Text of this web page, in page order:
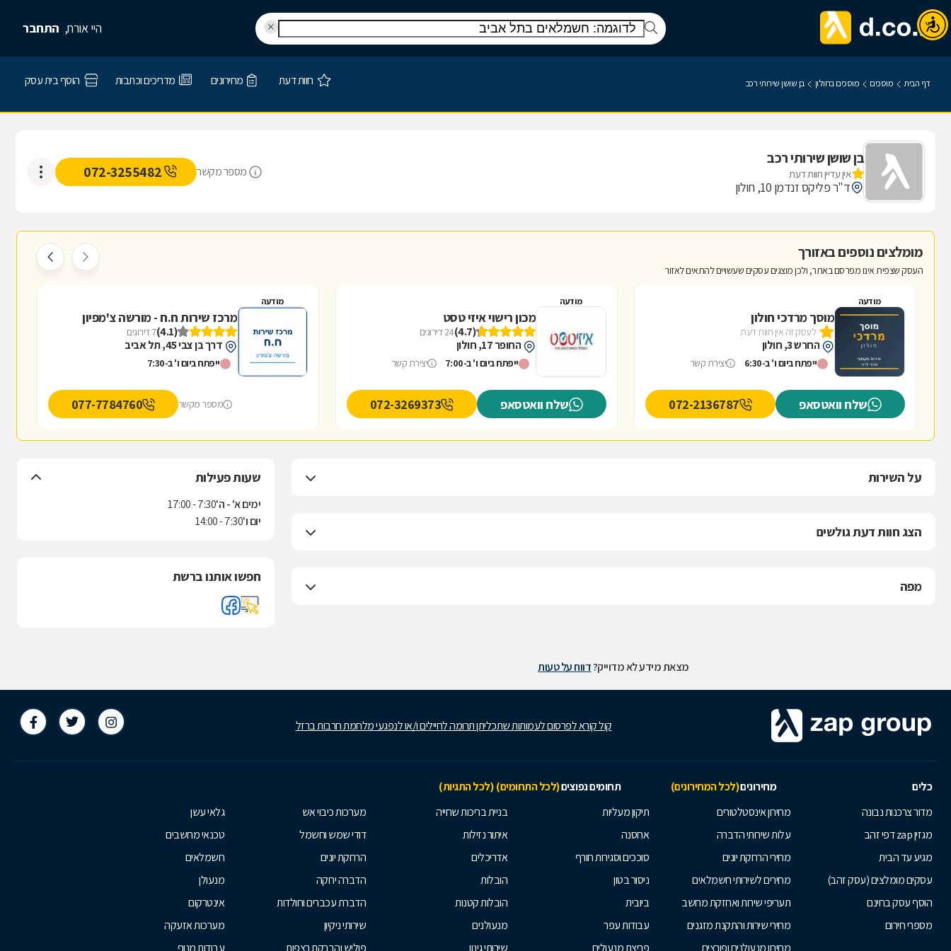
היי אורח, התחבר
דף הבית מוסכים מוסכים בחולון בן שושן שירותי רכב חוות דעת מחירונים מדריכים וכתבות הוסף בית עסק
בן שושן שירותי רכב
אין עדיין חוות דעת
ד"ר פליקס זנדמן 10, חולון
מספר מקשר 072-3255482
מומלצים נוספים באזורך
העסק שצפית אינו מפרסם באתר, ולכן מוצגים עסקים שעשויים להתאים לאזור
מודעה
מוסך מרדכי חולון
לעסק זה אין חוות דעת
החרש 3, חולון
ייפתח ביום ו' ב-6:30 יצירת קשר
שלח וואטסאפ 072-2136787
מודעה
מכון רישוי איזי טסט
(4.7) 24 דירוגים
החופר 17, חולון
ייפתח ביום ו' ב-7:00 יצירת קשר
שלח וואטסאפ 072-3269373
מודעה
מרכז שירות ח.ח - מורשה צ'מפיון
(4.1) 7 דירוגים
דרך בן צבי 45, תל אביב
ייפתח ביום ו' ב-7:30
מספר מקשר 077-7784760
על השירות
הצג חוות דעת גולשים
מפה
שעות פעילות
ימים א' - ה'7:30 - 17:00
יום ו'7:30 - 14:00
חפשו אותנו ברשת
מצאת מידע לא מדוייק?דווח על טעות
קול קורא לפרסום לעמותות שתכליתן תרומה לחיילים ו/או לנפגעי מלחמת חרבות ברזל
כלים מחירונים(לכל המחירונים) תחומים נפוצים(לכל התחומים) (לכל התגיות)
מדור צרכנות נבונה
מגזין zap דפי זהב
מגיע עד הבית
עסקים מומלצים (עסק זהב)
הוסף עסק בחינם
מספרי חירום
מחירון אינסטלטורים
עלות שירותי הדברה
מחירי הרחקת יונים
מחירים לשירותי חשמלאים
תעריפי שירות ואחזקת מחשב
מחירי שירות והתקנת מזגנים
מחירון מנעולנים ופורצים
תיקון מעליות
אחסנה
סוככים וסגירות חורף
ניסור בטון
ביובית
עבודות עפר
פריצת מנעולים
בניית בריכות שחייה
איתור נזילות
אדריכלים
הובלות
הובלות קטנות
מנעולנים
שירותי גינון
מערכות כיבוי אש
דודי שמש וחשמל
הרחקת יונים
הדברה ירוקה
הדברת עכברים וחולדות
שירותי ניקיון
פוליש והברקת רצפות
גלאי עשן
טכנאי מחשבים
חשמלאים
מנעולן
אינטרקום
מערכות אזעקה
עבודות מנוף